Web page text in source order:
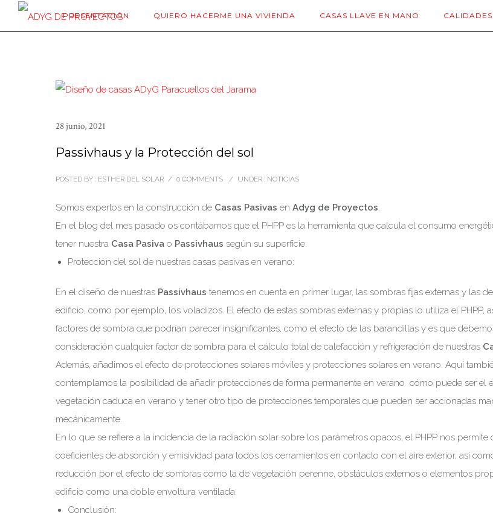
PRESENTACIÓN QUIERO HACERME UNA VIVIENDA CASAS LLAVE EN MANO CALIDADES
28 junio, 2021
Passivhaus y la Protección del sol
POSTED BY : ESTHER DEL SOLAR / 0 COMMENTS / UNDER : NOTICIAS
Somos expertos en la construcción de Casas Pasivas en Adyg de Proyectos.
En el blog del mes pasado os contábamos que el PHPP es la herramienta que calcula el consumo
tener nuestra Casa Pasiva o Passivhaus según su superficie.
Protección del sol de nuestras casas pasivas en verano:
En el diseño de nuestras Passivhaus tenemos en cuenta en primer lugar, las sombras fijas externas y las
edificio, como por ejemplo, los voladizos. El efecto de estas sombras externas y propias lo utiliza el PHPP,
factores de sombra que podrían parecer insignificantes, como el efecto de las barandillas y es que
consideración cualquier factor de sombra para el cálculo total de calefacción y refrigeración de nuestras
Además, añadimos el efecto de protecciones solares móviles y protecciones solares en verano. Aquí
contemplamos la posibilidad de añadir protecciones de forma permanente en verano cómo puede ser el
vegetación caduca en verano y tener otro tipo de protecciones temporales que pueden ser accionadas
mecánicamente.
En lo que se refiere a la incidencia de la radiación solar sobre los parámetros opacos, el PHPP nos permite
coeficientes de absorción y emisividad para todos los cerramientos en contacto con el aire exterior, así
reducción por el efecto de sombras como la de vegetación perenne, obstáculos externos o elementos
edificio como una doble envoltura ventilada.
Conclusión: